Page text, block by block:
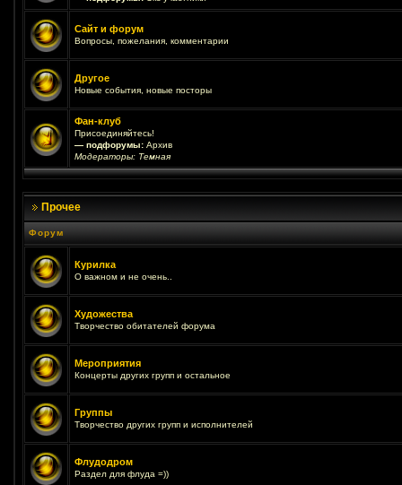
Сайт и форум
Вопросы, пожелания, комментарии
Другое
Новые события, новые посторы
Фан-клуб
Присоединяйтесь!
— подфорумы: Архив
Модераторы: Темная
Прочее
Форум
Курилка
О важном и не очень..
Художества
Творчество обитателей форума
Мероприятия
Концерты других групп и остальное
Группы
Творчество других групп и исполнителей
Флудодром
Раздел для флуда =))